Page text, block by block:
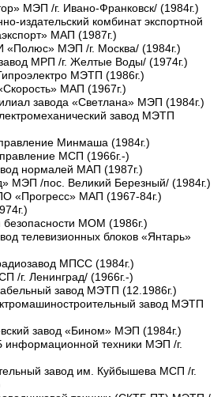
МЭП /г. Ивано-Франковск/ (1984г.)
издательский комбинат экспортной
МАП (1987г.)
МЭП /г. Москва/ (1984г.)
МРП /г. Желтые Воды/ (1974г.)
МЭТП (1986г.)
МАП (1967г.)
завода «Светлана» МЭП (1984г.)
завод МЭТП
Минмаша (1984г.)
МСП (1966г.-)
нормалей МАП (1987г.)
МЭП /пос. Великий Березный/ (1984г.)
«Прогресс» МАП (1967-84г.)
МОМ (1986г.)
телевизионных блоков «Янтарь»
МПСС (1984г.)
г. Ленинград/ (1966г.-)
завод МЭТП (12.1986г.)
завод МЭТП
завод «Бином» МЭП (1984г.)
техники МЭП /г.
завод им. Куйбышева МСП /г.